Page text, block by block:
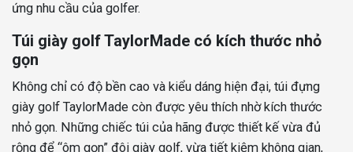
ứng nhu cầu của golfer.
Túi giày golf TaylorMade có kích thước nhỏ
gọn
Không chỉ có độ bền cao và kiểu dáng hiện đại, túi đựng
giày golf TaylorMade còn được yêu thích nhờ kích thước
nhỏ gọn. Những chiếc túi của hãng được thiết kế vừa đủ
rộng để “ôm gọn” đôi giày golf, vừa tiết kiệm không gian,